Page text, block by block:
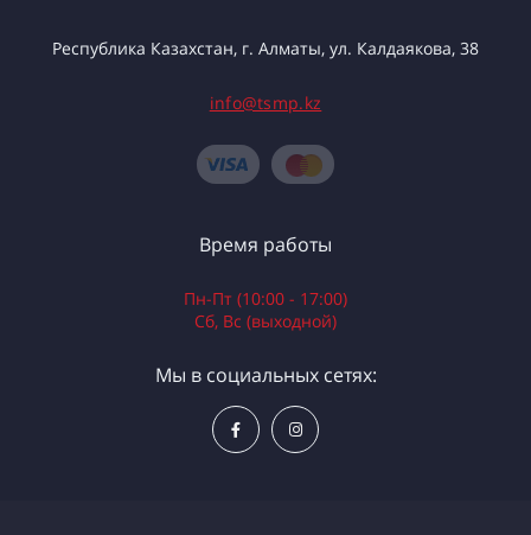
Республика Казахстан, г. Алматы, ул. Калдаякова, 38
info@tsmp.kz
Время работы
Пн-Пт (10:00 - 17:00)
Сб, Вс (выходной)
Мы в социальных сетях: